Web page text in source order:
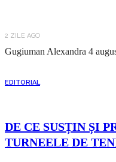
2 ZILE AGO
Gugiuman Alexandra 4
EDITORIAL
DE CE SUSȚIN ȘI
TURNEELE DE